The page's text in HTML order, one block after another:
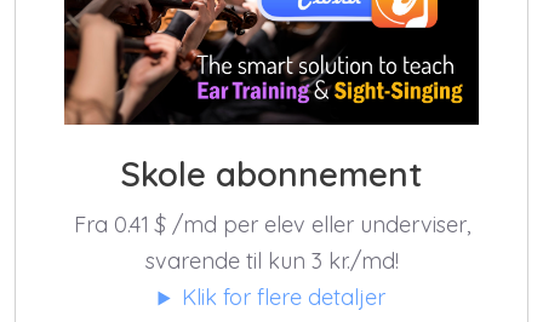
Skole abonnement
Fra 0.41$ /md per elev eller underviser,
svarende til kun 3 kr./md!
Klik for flere detaljer